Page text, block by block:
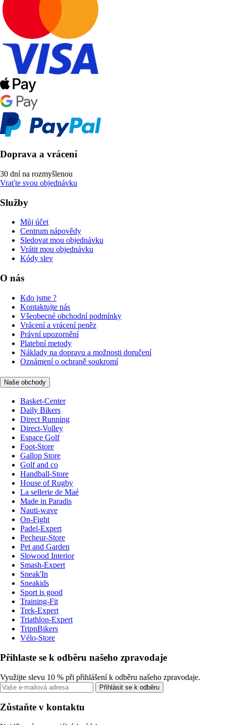
Doprava a vrácení
30 dní na rozmyšlenou
Vraťte svou objednávku
Služby
Můj účet
Centrum nápovědy
Sledovat mou objednávku
Vrátit mou objednávku
Kódy slev
O nás
Kdo jsme ?
Kontaktujte nás
Všeobecné obchodní podmínky
Vrácení a vrácení peněz
Právní upozornění
Platební metody
Náklady na dopravu a možnosti doručení
Oznámení o ochraně soukromí
Naše obchody
Basket-Center
Daily Bikers
Direct Running
Direct-Volley
Espace Golf
Foot-Store
Gallop Store
Golf and co
Handball-Store
House of Rugby
La sellerie de Maé
Made in Paradis
Nauti-wave
On-Fight
Padel-Expert
Pecheur-Store
Pet and Garden
Slowood Interior
Smash-Expert
Sneak'In
Sneakids
Sport is good
Training-Fit
Trek-Expert
Triathlon-Expert
TripnBikers
Vélo-Store
Přihlaste se k odběru našeho zpravodaje
Využijte slevu 10 % při přihlášení k odběru našeho zpravodaje.
Přihlásit se k odběru
Zůstaňte v kontaktu